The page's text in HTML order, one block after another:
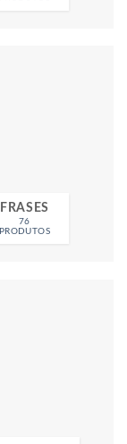
FRASES
76
PRODUTOS